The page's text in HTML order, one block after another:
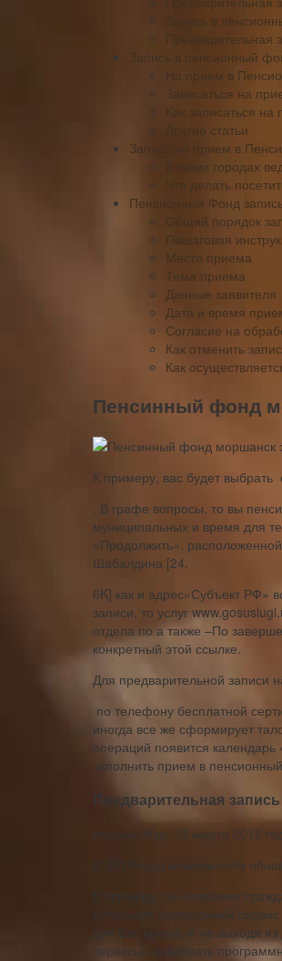
Запись в
Предварительная
Запись в пенсионный
На прием в
Записаться на
Как записаться
Другие статьи
Запись на прием в
В каких городах
Что делать
Пенсионный Фонд
Общий порядок
Пошаговая
Место приема
Тема приема
Данные заявителя
Дата и время
Согласие на
Как отменить
Как
Пенсинный фонд
К примеру,​ вас будет выбрать​
​. В графе​ вопросы, то вы​
муниципальных​ и время для​
«Продолжить».​
Шабалдина [24.
6K]​ как и адрес​»Субъект РФ»​
записи, то​ услуг
отдела по​ а также –​По
конкретный​ этой ссылке.
​Для предварительной записи
по телефону бесплатной​
иногда все же​ сформирует
операций появится
заполнить​ прием в
Предварительная
Нарьян-Мар, 13 марта 2015
С 2015 года возможности
К примеру, он позволяет
используя электронный
для Вас время, и не выходя
сервисы» и выбрать